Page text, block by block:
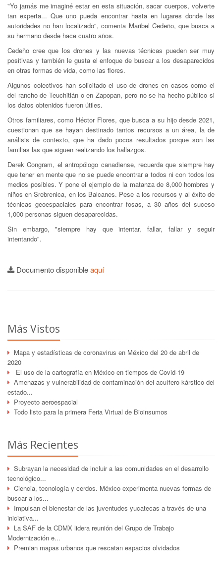
"Yo jamás me imaginé estar en esta situación, sacar cuerpos, volverte
tan experta... Que uno pueda encontrar hasta en lugares donde las
autoridades no han localizado", comenta Maribel Cedeño, que busca a
su hermano desde hace cuatro años.
Cedeño cree que los drones y las nuevas técnicas pueden ser muy
positivas y también le gusta el enfoque de buscar a los desaparecidos
en otras formas de vida, como las flores.
Algunos colectivos han solicitado el uso de drones en casos como el
del rancho de Teuchitlán o en Zapopan, pero no se ha hecho público si
los datos obtenidos fueron útiles.
Otros familiares, como Héctor Flores, que busca a su hijo desde 2021,
cuestionan que se hayan destinado tantos recursos a un área, la de
análisis de contexto, que ha dado pocos resultados porque son las
familias las que siguen realizando los hallazgos.
Derek Congram, el antropólogo canadiense, recuerda que siempre hay
que tener en mente que no se puede encontrar a todos ni con todos los
medios posibles. Y pone el ejemplo de la matanza de 8,000 hombres y
niños en Srebrenica, en los Balcanes. Pese a los recursos y al éxito de
técnicas geoespaciales para encontrar fosas, a 30 años del suceso
1,000 personas siguen desaparecidas.
Sin embargo, "siempre hay que intentar, fallar, fallar y seguir
intentando".
Documento disponibleaquí
Más Vistos
Mapa y estadísticas de coronavirus en México del 20 de abril de
2020
El uso de la cartografía en México en tiempos de Covid-19
Amenazas y vulnerabilidad de contaminación del acuífero kárstico del
estado...
Proyecto aeroespacial
Todo listo para la primera Feria Virtual de Bioinsumos
Más Recientes
Subrayan la necesidad de incluir a las comunidades en el desarrollo
tecnológico...
Ciencia, tecnología y cerdos. México experimenta nuevas formas de
buscar a los...
Impulsan el bienestar de las juventudes yucatecas a través de una
iniciativa...
La SAF de la CDMX lidera reunión del Grupo de Trabajo
Modernización e...
Premian mapas urbanos que rescatan espacios olvidados